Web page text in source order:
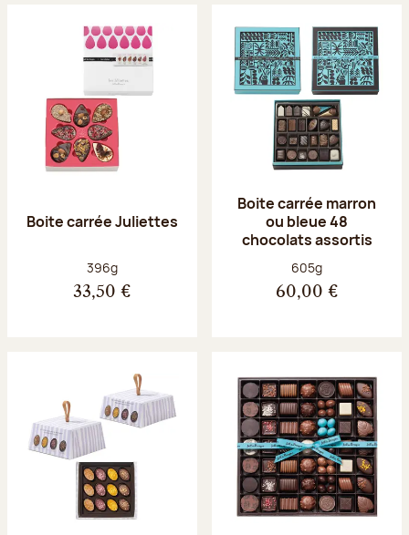
Boite carrée Juliettes
Poids net :
396g
33,50 €
Boite carrée marron
ou bleue 48
chocolats assortis
Poids net :
605g
60,00 €